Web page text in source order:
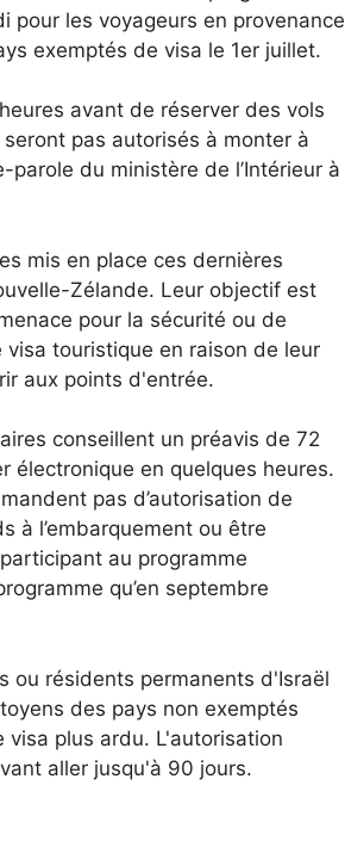
pour les voyageurs en provenance
exemptés de visa le 1er juillet.
avant de réserver des vols
pas autorisés à monter à
du ministère de l’Intérieur à
mis en place ces dernières
Zélande. Leur objectif est
pour la sécurité ou de
touristique en raison de leur
aux points d'entrée.
conseillent un préavis de 72
électronique en quelques heures.
pas d’autorisation de
à l’embarquement ou être
au programme
qu’en septembre
ou résidents permanents d'Israël
des pays non exemptés
plus ardu. L'autorisation
aller jusqu'à 90 jours.